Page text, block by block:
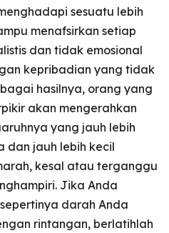
sesuatu lebih
menafsirkan setiap
dan tidak emosional
kepribadian yang tidak
hasilnya, orang yang
akan mengerahkan
yang jauh lebih
dan jauh lebih kecil
kesal atau terganggu
Jika Anda
darah Anda
rintangan, berlatihlah